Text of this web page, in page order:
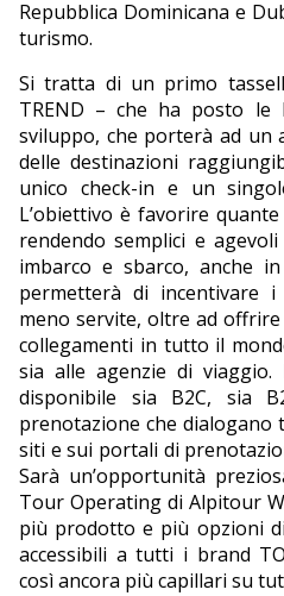
Repubblica Dominicana e
turismo.
Si tratta di un primo
TREND – che ha posto le
sviluppo, che porterà ad un
delle destinazioni
unico check-in e un
L’obiettivo è favorire
rendendo semplici e
imbarco e sbarco, anche
permetterà di incentivare
meno servite, oltre ad
collegamenti in tutto il
sia alle agenzie di
disponibile sia B2C, sia
prenotazione che
siti e sui portali di
Sarà un’opportunità
Tour Operating di Alpitour
più prodotto e più opzioni
accessibili a tutti i brand
così ancora più capillari su